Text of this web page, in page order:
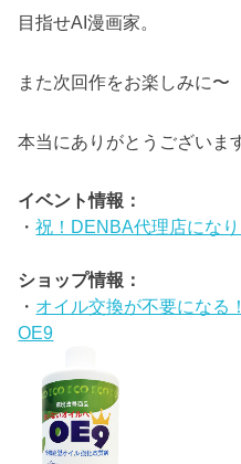
目指せAI漫画家。
また次回作をお楽しみに〜
本当にありがとうございま
イベント情報：
・祝！DENBA代理店にな
ショップ情報：
・ オイル交換が不要になる
OE9